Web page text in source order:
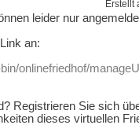
Erstellt
leider nur
an:
onlinefriedhof/
Registrieren Sie sich
dieses virtuellen